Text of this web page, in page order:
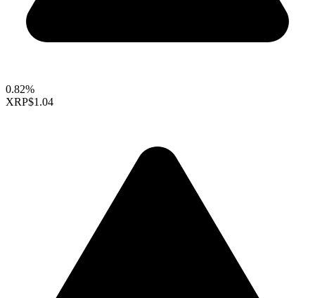
0.82%
XRP$1.04